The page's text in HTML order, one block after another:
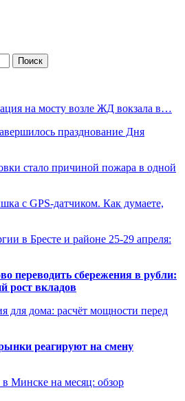
на мосту возле ЖД вокзала в…
празднование Дня
стало причиной пожара в одной
с GPS-датчиком. Как думаете,
в Бресте и районе 25-29 апреля:
переводить сбережения в рубли:
рост вкладов
для дома: расчёт мощности перед
реагируют на смену
Минске на месяц: обзор